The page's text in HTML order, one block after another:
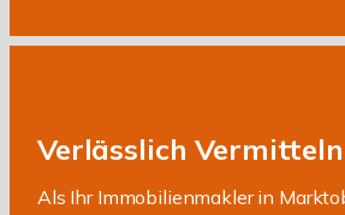
Verlässlich Vermitteln
Als Ihr Immobilienmakler in